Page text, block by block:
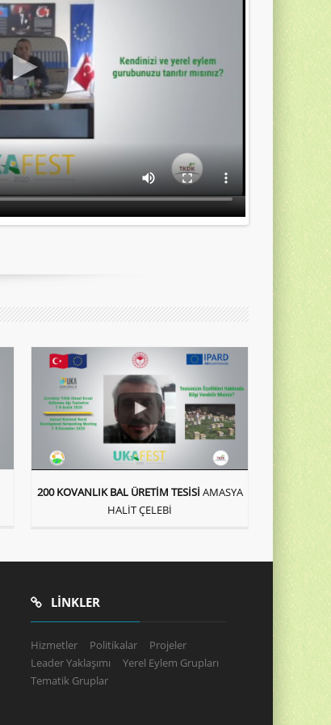
200 KOVANLIK BAL ÜRETİM TESİSİ AMASYA
HALİT ÇELEBİ
LINKLER
Hizmetler Politikalar
Projeler
Leader Yaklaşımı
Yerel Eylem Grupları
Tematik Gruplar